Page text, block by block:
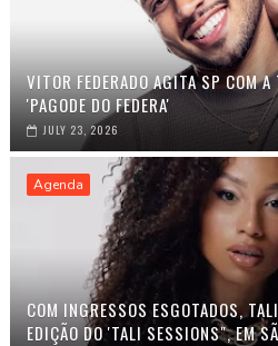
VITOR FEDERADO AGITA SP COM A
'PAGODE DO FEDERA'
JULY 23, 2026
Agenda
COM INGRESSOS ESGOTADOS,
EDIÇÃO DO 'TALI SESSIONS", EM